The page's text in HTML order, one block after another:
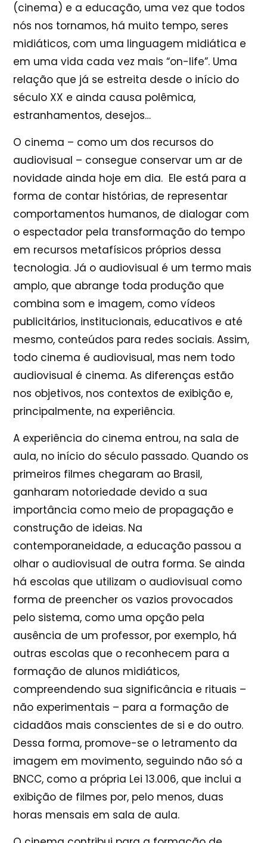
(cinema) e a educação, uma vez que todos
nós nos tornamos, há muito tempo, seres
midiáticos, com uma linguagem midiática e
em uma vida cada vez mais “on-life”. Uma
relação que já se estreita desde o início do
século XX e ainda causa polêmica,
estranhamentos, desejos…
O cinema – como um dos recursos do
audiovisual – consegue conservar um ar de
novidade ainda hoje em dia. Ele está para a
forma de contar histórias, de representar
comportamentos humanos, de dialogar com
o espectador pela transformação do tempo
em recursos metafísicos próprios dessa
tecnologia. Já o audiovisual é um termo mais
amplo, que abrange toda produção que
combina som e imagem, como vídeos
publicitários, institucionais, educativos e até
mesmo, conteúdos para redes sociais. Assim,
todo cinema é audiovisual, mas nem todo
audiovisual é cinema. As diferenças estão
nos objetivos, nos contextos de exibição e,
principalmente, na experiência.
A experiência do cinema entrou, na sala de
aula, no início do século passado. Quando os
primeiros filmes chegaram ao Brasil,
ganharam notoriedade devido a sua
importância como meio de propagação e
construção de ideias. Na
contemporaneidade, a educação passou a
olhar o audiovisual de outra forma. Se ainda
há escolas que utilizam o audiovisual como
forma de preencher os vazios provocados
pelo sistema, como uma opção pela
ausência de um professor, por exemplo, há
outras escolas que o reconhecem para a
formação de alunos midiáticos,
compreendendo sua significância e rituais –
não experimentais – para a formação de
cidadãos mais conscientes de si e do outro.
Dessa forma, promove-se o letramento da
imagem em movimento, seguindo não só a
BNCC, como a própria Lei 13.006, que inclui a
exibição de filmes por, pelo menos, duas
horas mensais em sala de aula.